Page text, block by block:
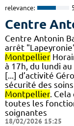
relevance:
Centre
Centre Antonin
arrêt
Montpellier
à 17h, du lundi
[...] d’activité
sécurité des
Montpellier.
toutes les
soignantes
18/02/2026 15:25